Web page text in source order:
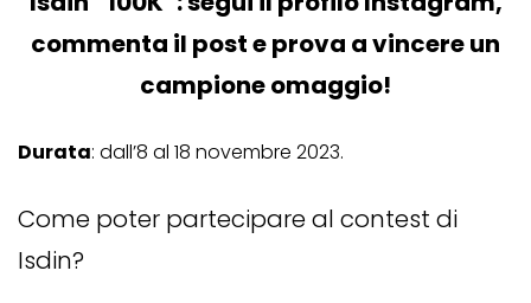
commenta il post e prova a vincere un
campione omaggio!
Durata: dall’8 al 18 novembre 2023.
Come poter partecipare al contest di
Isdin?